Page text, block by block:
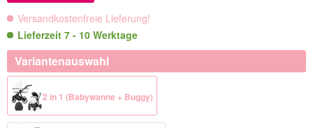
Versandkostenfreie Lieferung!
Lieferzeit 7 - 10 Werktage
Variantenauswahl
2 in 1 (Babywanne + Buggy)